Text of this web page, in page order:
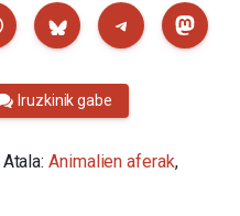
Iruzkinik gabe
Atala:Animalien aferak,